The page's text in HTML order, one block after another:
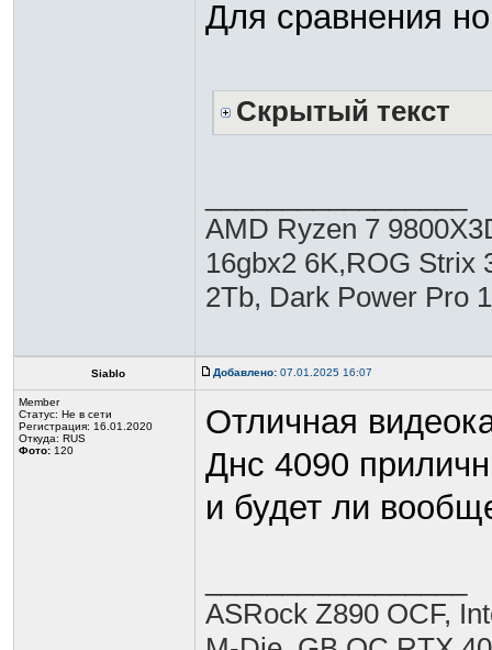
Для сравнения
Скрытый текст
AMD Ryzen 7
16gbx2 6K,ROG Strix
2Tb, Dark Power Pro
Siablo Добавлено: 07.01.2025 16:07
Member
Статус: Не в сети
Регистрация: 16.01.2020
Откуда: RUS
Фото: 120
Отличная
Днс 4090
и будет ли
ASRock Z890 OCF,